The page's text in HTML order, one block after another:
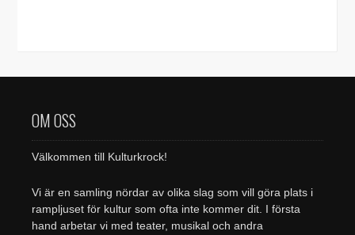
OM OSS
Välkommen till Kulturkrock!
Vi är en samling nördar av olika slag som vill göra plats i
rampljuset för kultur som ofta inte kommer dit. I första
hand arbetar vi med teater, musikal och andra